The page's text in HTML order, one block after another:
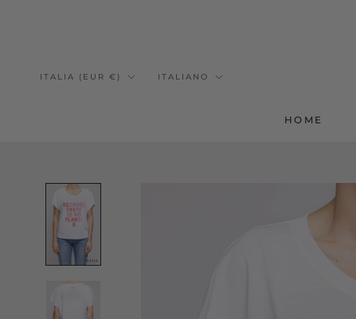
HOME
Paese/Area
ITALIA (EUR €) Lingua
ITALIANO